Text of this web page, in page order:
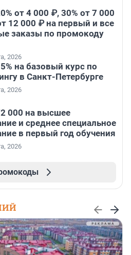
от 4 000 ₽, 30% от 7 000
12 000 ₽ на первый и все
заказы по промокоду
2026
на базовый курс по
в Санкт-Петербурге
2026
000 на высшее
и среднее специальное
в первый год обучения
2026